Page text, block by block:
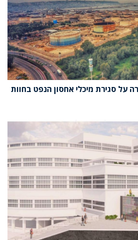
על סגירת מיכלי אחסון הנפט בחוות